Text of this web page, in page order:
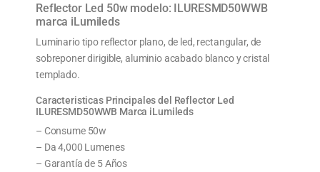
Reflector Led 50w modelo: ILURESMD50WWB
marca iLumileds
Luminario tipo reflector plano, de led, rectangular, de
sobreponer dirigible, aluminio acabado blanco y cristal
templado.
Caracteristicas Principales del Reflector Led
ILURESMD50WWB Marca iLumileds
– Consume 50w
– Da 4,000 Lumenes
– Garantía de 5 Años